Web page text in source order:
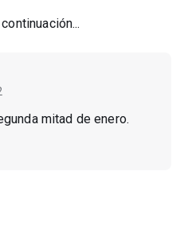
mitad de enero.